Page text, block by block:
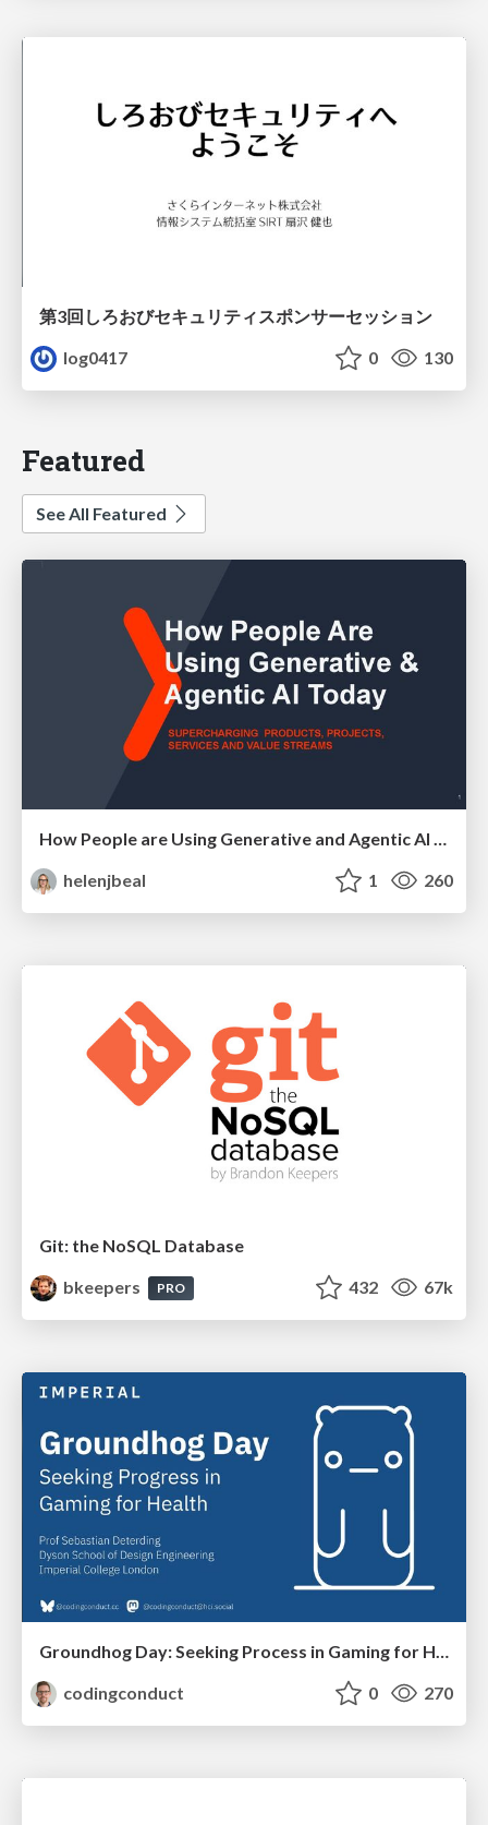
第3回しろおびセキュリティスポンサーセッション
log0417
0 130
Featured
See All Featured
How People are Using Generative and Agentic AI to Supercharge Their Products, Projects, Services and Value Streams Today
helenjbeal
1 260
Git: the NoSQL Database
bkeepers
PRO 432 67k
Groundhog Day: Seeking Process in Gaming for Health
codingconduct
0 270